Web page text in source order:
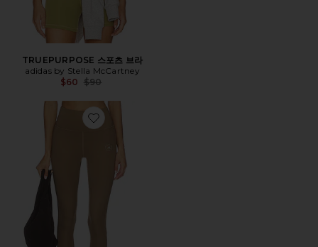
TRUEPURPOSE 스포츠 브라
adidas by Stella McCartney
$60 Previous price:
$90
Favorite TRUE STRENGTH 레깅스